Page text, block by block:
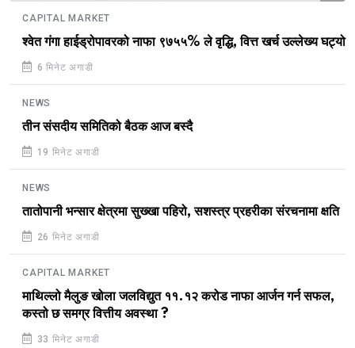
CAPITAL MARKET
श्वेत गंगा हाईड्रोपावरको नाफा ९७५५% ले वृद्धि, वित्त खर्च उल्लेख्य घट्यो
6 मिनेट अगाडी
NEWS
तीन संसदीय समितिको बैठक आज बस्दै
19 मिनेट अगाडी
NEWS
तातोपानी भन्सार क्षेत्रमा सुख्खा पहिरो, सशस्त्र प्रहरीका संरचनामा क्षति
26 मिनेट अगाडी
CAPITAL MARKET
माथिल्लो मैलुङ खोला जलविद्युत ११.१२ करोड नाफा आर्जन गर्न सफल,
कस्तो छ समग्र वित्तीय अवस्था ?
33 मिनेट अगाडी